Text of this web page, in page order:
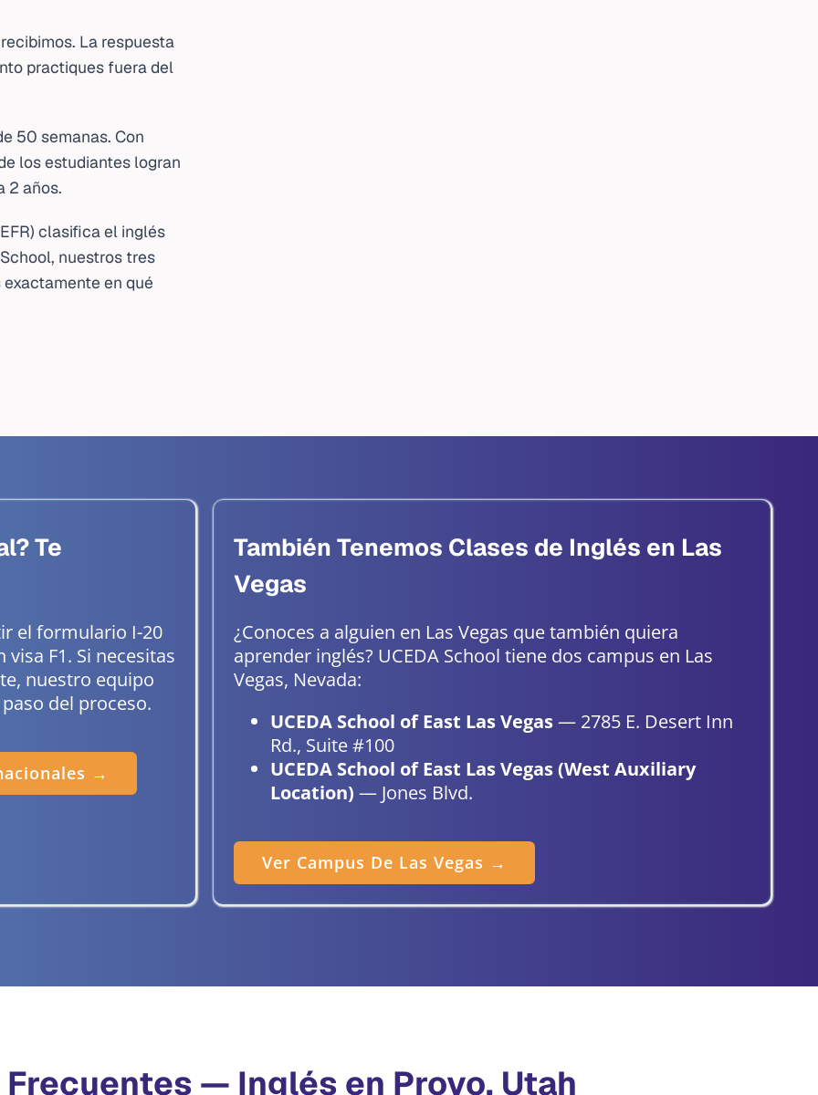
La respuesta
practiques fuera del
50 semanas. Con
los estudiantes logran
2 años.
clasifica el inglés
School, nuestros tres
en qué
Te
el formulario I-20
F1. Si necesitas
nuestro equipo
del proceso.
→
También Tenemos Clases de Inglés en Las
Vegas
¿Conoces a alguien en Las Vegas que también quiera
aprender inglés? UCEDA School tiene dos campus en Las
Vegas, Nevada:
UCEDA School of East Las Vegas— 2785 E. Desert Inn
Rd., Suite #100
UCEDA School of East Las Vegas (West Auxiliary
Location) — Jones Blvd.
Ver Campus De Las Vegas →
— Inglés en Provo, Utah